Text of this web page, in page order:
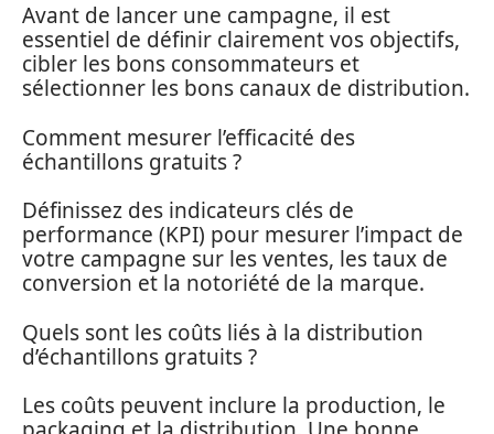
Avant de lancer une campagne, il est
essentiel de définir clairement vos objectifs,
cibler les bons consommateurs et
sélectionner les bons canaux de distribution.
Comment mesurer l’efficacité des
échantillons gratuits ?
Définissez des indicateurs clés de
performance (KPI) pour mesurer l’impact de
votre campagne sur les ventes, les taux de
conversion et la notoriété de la marque.
Quels sont les coûts liés à la distribution
d’échantillons gratuits ?
Les coûts peuvent inclure la production, le